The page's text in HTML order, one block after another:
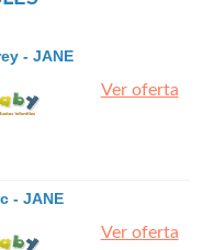
- JANE
Ver oferta
- JANE
Ver oferta